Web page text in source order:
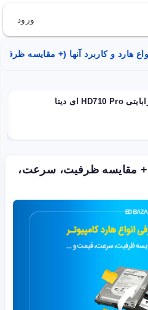
ورود
هارد و کاربرد آنها (+ مقایسه
(+ مقایسه ظرفیت، سرعت،